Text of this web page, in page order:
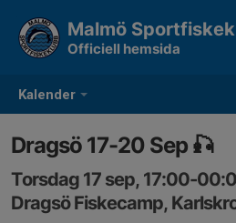
Kalender
Malmö
Officiell hemsida
Dragsö 17-20 Sep 🎣
Torsdag 17 sep, 17:00-
Dragsö Fiskecamp,